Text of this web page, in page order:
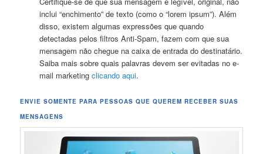
inclui “enchimento” de texto (como o “lorem ipsum”). Além
disso, existem algumas expressões que quando
detectadas pelos filtros Anti-Spam, fazem com que sua
mensagem não chegue na caixa de entrada do destinatário.
Saiba mais sobre quais palavras devem ser evitadas no e-
mail marketing clicando aqui.
ENVIE SOMENTE PARA PESSOAS QUE QUEREM RECEBER SUAS
MENSAGENS